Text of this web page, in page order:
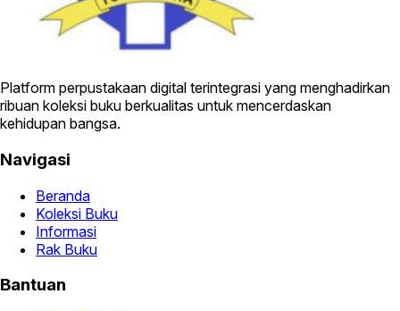
Platform perpustakaan digital terintegrasi yang menghadirkan
ribuan koleksi buku berkualitas untuk mencerdaskan
kehidupan bangsa.
Navigasi
Beranda
Koleksi Buku
Informasi
Rak Buku
Bantuan